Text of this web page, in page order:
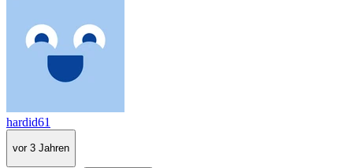
hardid61
vor 3 Jahren